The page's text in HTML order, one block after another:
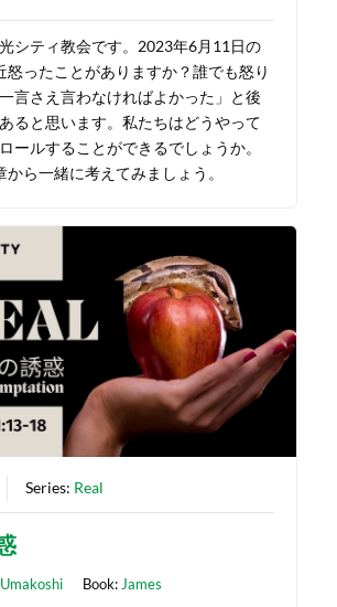
シティ教会です。2023年6月11日の
怒ったことがありますか？誰でも怒り
言さえ言わなければよかった」と後
ると思います。私たちはどうやって
ールすることができるでしょうか。
から一緒に考えてみましょう。
Series: Real
Book:James